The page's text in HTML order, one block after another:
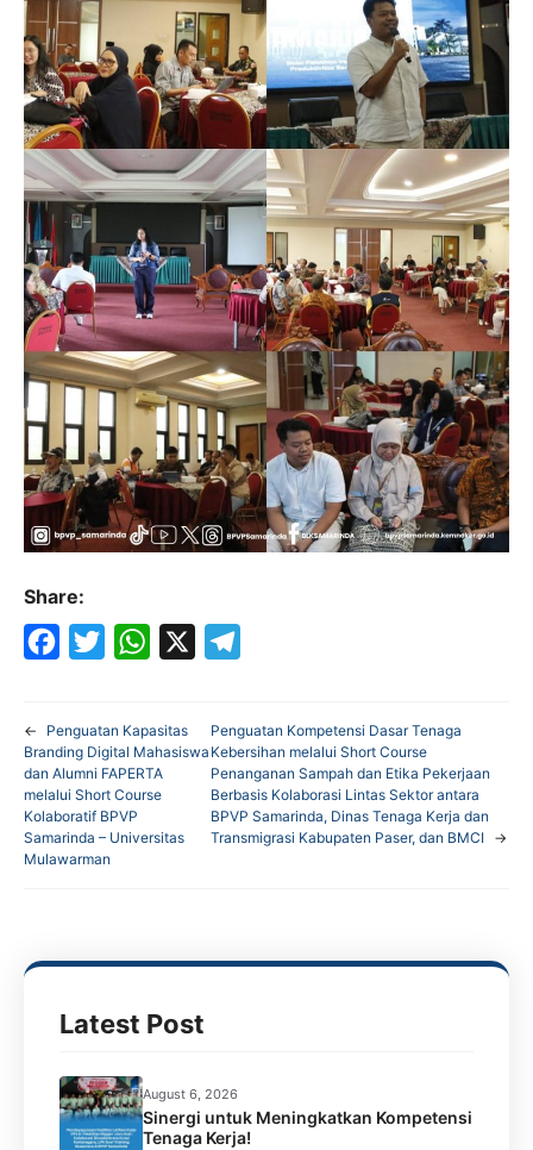
Share:
c
e
b
o
i
t
t
e
a
t
s
l
e
g
←
Penguatan Kapasitas
Branding Digital Mahasiswa
dan Alumni FAPERTA
melalui Short Course
Kolaboratif BPVP
Samarinda – Universitas
Mulawarman
Penguatan Kompetensi Dasar Tenaga
Kebersihan melalui Short Course
Penanganan Sampah dan Etika Pekerjaan
Berbasis Kolaborasi Lintas Sektor antara
BPVP Samarinda, Dinas Tenaga Kerja dan
Transmigrasi Kabupaten Paser, dan BMCI →
Latest Post
August 6, 2026
Sinergi untuk Meningkatkan Kompetensi
Tenaga Kerja!